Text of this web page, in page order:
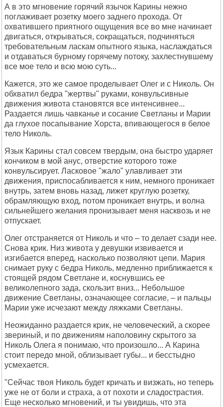
А в это мгновение горячий язычок Карины нежно
поглаживает розетку моего заднего прохода. От
охватившего приятного ощущения все во мне начинает
двигаться, открываться, сокращаться, подчиняться
требовательным ласкам опытного языка, наслаждаться
и отдаваться бурному горячему потоку, захлестнувшему
все мое тело и всю мою суть...
Кажется, это же самое проделывает Олег и с Николь. Он
обхватил бедра "жертвы" руками, конвульсивные
движения живота становятся все интенсивнее...
Раздается лишь чавканье и сосание Светланы и Марии
да глухое посапывание Хорста, впивающегося в белое
тело Николь.
Язык Карины стал совсем твердым, она быстро ударяет
кончиком в мой анус, отверстие которого тоже
конвульсирует. Ласковое "жало" улавливает эти
движения, приспосабливается к ним, немного проникает
внутрь, затем вновь назад, лижет круглую розетку,
обрамляющую вход, потом проникает внутрь, и волна
сильнейшего желания пронизывает меня насквозь и не
отпускает.
Олег отстраняется от Николь и что – то делает сзади нее.
Снова крик. Низ живота у девушки извивается и
изгибается вперед, насколько позволяют цепи. Мария
снимает руку с бедра Николь, медленно приближается к
стоящей рядом Светлане и, коснувшись ее
великолепного зада, скользит вниз... Небольшое
движение Светланы, означающее согласие, – и пальцы
Марии уже исчезают между ляжками Светланы.
Неожиданно раздается крик, не человеческий, а скорее
звериный, и по движениям наполовину скрытого за
Николь Олега я понимаю, что произошло... А Карина
стоит передо мной, облизывает губы... и бесстыдно
усмехается.
"Сейчас твоя Николь будет кричать и визжать, но теперь
уже не от боли и страха, а от похоти и сладострастия.
Еще несколько мгновений, и ты увидишь, что эта